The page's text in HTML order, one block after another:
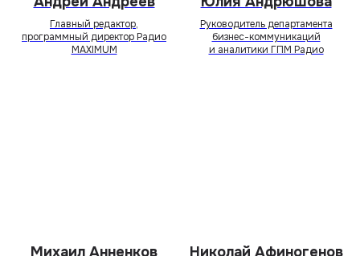
Главный редактор,
программный директор Радио
MAXIMUM
Руководитель департамента
бизнес-коммуникаций
и аналитики ГПМ Радио
Михаил Анненков Николай Афиногенов